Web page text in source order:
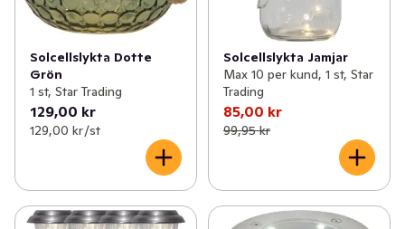
Solcellslykta Dotte
Grön
1 st, Star Trading
129,00 kr
129,00 kr /st
Solcellslykta Jamjar
Max 10 per kund, 1 st, Star
Trading
85,00 kr
99,95 kr